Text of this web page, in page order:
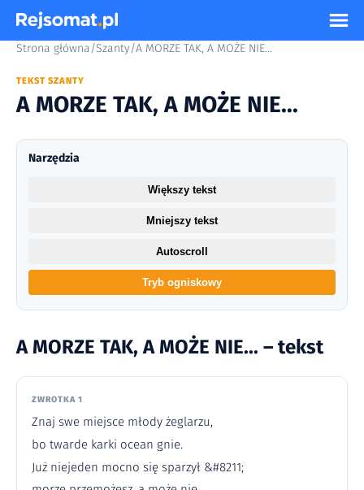
Strona główna/Szanty/A MORZE TAK, A MOŻE NIE...
TEKST SZANTY
A MORZE TAK, A MOŻE NIE...
A MORZE TAK, A MOŻE NIE... – tekst
ZWROTKA 1
Znaj swe miejsce młody żeglarzu,
bo twarde karki ocean gnie.
Już niejeden mocno się sparzył &#8211;
Narzędzia
Większy tekst
Mniejszy tekst
Autoscroll
Tryb ogniskowy